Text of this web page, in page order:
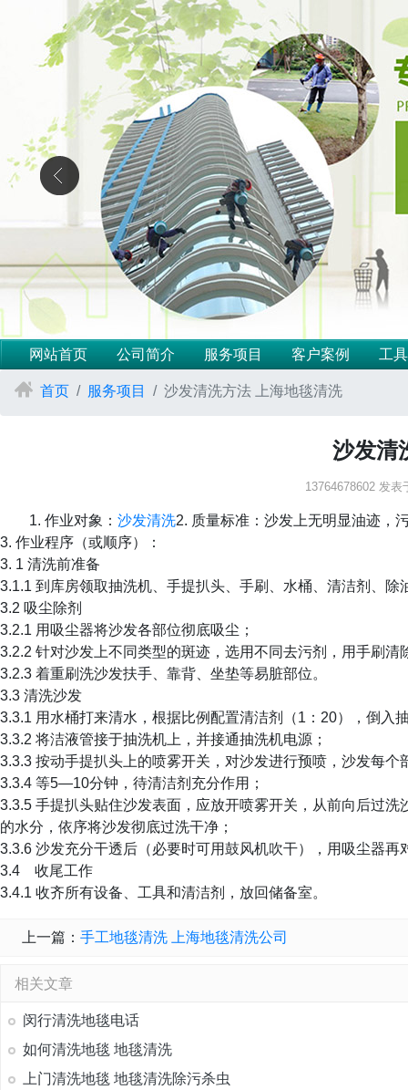
网站首页 公司简介 服务项目 客户案例 工
首页 服务项目 沙发清洗方法 上海地毯清洗
沙发清
13764678602 发表
1. 作业对象： 沙发清洗2. 质量标准：沙发上无明显油迹，
3. 作业程序（或顺序）：
3. 1 清洗前准备
3.1.1 到库房领取抽洗机、手提扒头、手刷、水桶、清洁剂、除
3.2 吸尘除剂
3.2.1 用吸尘器将沙发各部位彻底吸尘；
3.2.2 针对沙发上不同类型的斑迹，选用不同去污剂，用手刷清
3.2.3 着重刷洗沙发扶手、靠背、坐垫等易脏部位。
3.3 清洗沙发
3.3.1 用水桶打来清水，根据比例配置清洁剂（1：20），倒入
3.3.2 将洁液管接于抽洗机上，并接通抽洗机电源；
3.3.3 按动手提扒头上的喷雾开关，对沙发进行预喷，沙发每个
3.3.4 等5—10分钟，待清洁剂充分作用；
3.3.5 手提扒头贴住沙发表面，应放开喷雾开关，从前向后过
的水分，依序将沙发彻底过洗干净；
3.3.6 沙发充分干透后（必要时可用鼓风机吹干），用吸尘器再
3.4 收尾工作
3.4.1 收齐所有设备、工具和清洁剂，放回储备室。
上一篇： 手工地毯清洗 上海地毯清洗公司
相关文章
闵行清洗地毯电话
如何清洗地毯 地毯清洗
上门清洗地毯 地毯清洗除污杀虫